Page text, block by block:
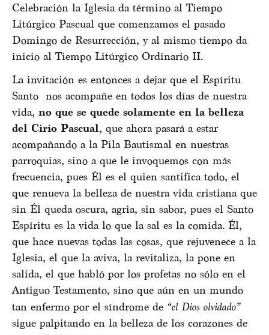
Celebración la Iglesia da término al Tiempo
Litúrgico Pascual que comenzamos el pasado
Domingo de Resurrección, y al mismo tiempo da
inicio al Tiempo Litúrgico Ordinario II.
La invitación es entonces a dejar que el Espíritu
Santo nos acompañe en todos los días de nuestra
vida, no que se quede solamente en la belleza
del Cirio Pascual, que ahora pasará a estar
acompañando a la Pila Bautismal en nuestras
parroquias, sino a que le invoquemos con más
frecuencia, pues Él es el quien santifica todo, el
que renueva la belleza de nuestra vida cristiana que
sin Él queda oscura, agria, sin sabor, pues el Santo
Espíritu es la vida lo que la sal es la comida. Él,
que hace nuevas todas las cosas, que rejuvenece a la
Iglesia, el que la aviva, la revitaliza, la pone en
salida, el que habló por los profetas no sólo en el
Antiguo Testamento, sino que aún en un mundo
tan enfermo por el síndrome de “el Dios olvidado”
sigue palpitando en la belleza de los corazones de